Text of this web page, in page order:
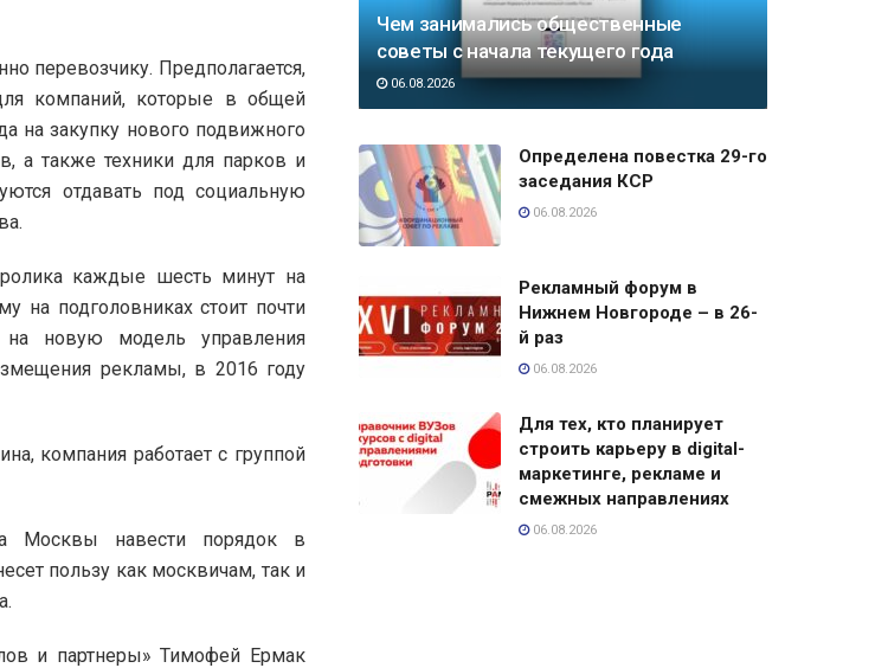
перевозчику. Предполагается,
компаний, которые в общей
на закупку нового подвижного
а также техники для парков и
отдавать под социальную
ролика каждые шесть минут на
на подголовниках стоит почти
новую модель управления
рекламы, в 2016 году
компания работает с группой
Москвы навести порядок в
пользу как москвичам, так и
и партнеры» Тимофей Ермак
Чем занимались общественные
советы с начала текущего года
06.08.2026
Определена повестка 29-го
заседания КСР
06.08.2026
Рекламный форум в
Нижнем Новгороде – в 26-
й раз
06.08.2026
Для тех, кто планирует
строить карьеру в digital-
маркетинге, рекламе и
смежных направлениях
06.08.2026